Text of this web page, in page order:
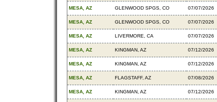
MESA, AZ GLENWOOD SPGS, CO 07/07/2026
MESA, AZ GLENWOOD SPGS, CO 07/07/2026
MESA, AZ LIVERMORE, CA 07/07/2026
MESA, AZ KINGMAN, AZ 07/12/2026
MESA, AZ KINGMAN, AZ 07/12/2026
MESA, AZ FLAGSTAFF, AZ 07/08/2026
MESA, AZ KINGMAN, AZ 07/12/2026